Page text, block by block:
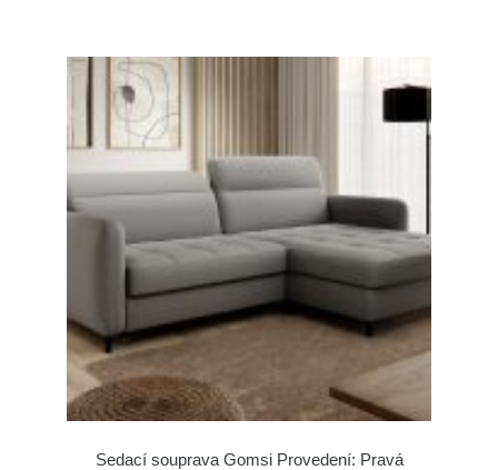
Sedací souprava Gomsi Provedení: Pravá